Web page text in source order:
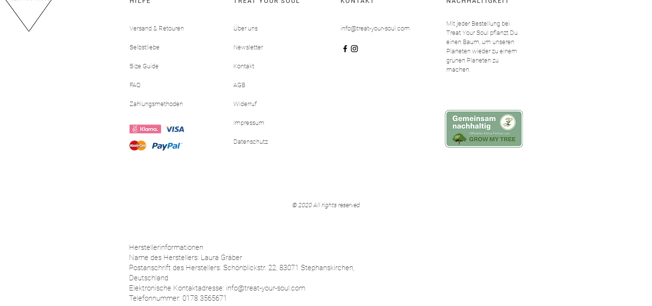
Versand & Retouren
Selbstliebe
Size Guide
FAQ
Zahlungsmethoden
Über uns
Newsletter
Kontakt
AGB
Widerruf
Impressum
Datenschutz
info@treat-your-soul.com
Mit jeder Bestellung bei
Treat Your Soul pflanzt Du
einen Baum, um unseren
Planeten wieder zu einem
grünen Planeten zu
machen.
© 2020 All rights reserved
Herstellerinformationen
Name des Herstellers: Laura Gräber
Postanschrift des Herstellers: Schönblickstr. 22, 83071 Stephanskirchen,
Deutschland
Elektronische Kontaktadresse: info@treat-your-soul.com
Telefonnummer: 0178 3565671